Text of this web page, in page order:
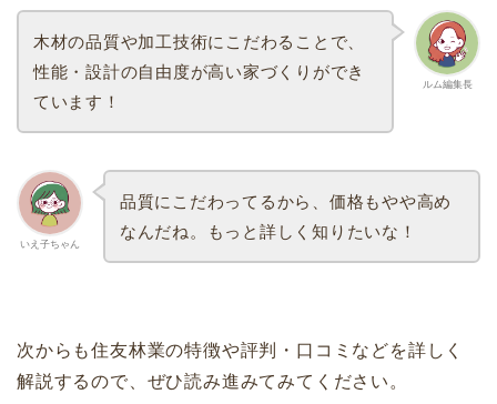
ルム編集長
木材の品質や加工技術にこだわることで、
性能・設計の自由度が高い家づくりができ
ています！
いえ子ちゃん
品質にこだわってるから、価格もやや高め
なんだね。もっと詳しく知りたいな！
次からも住友林業の特徴や評判・口コミなどを詳しく
解説するので、ぜひ読み進みてみてください。